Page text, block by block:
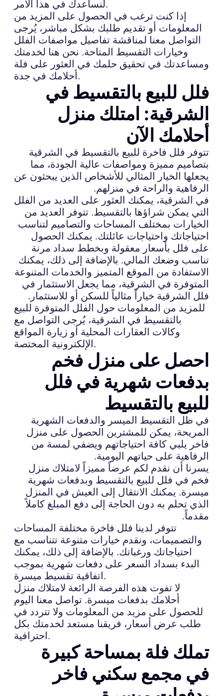
لنساعدك في هذا الأمر.
إذا كنت ترغب في الحصول على المزيد من
المعلومات أو تقديم طلبك بشكل مباشر، يُرجى
التواصل معنا لمناقشة تفاصيل مواصفات الفلل
وخيارات التقسيط المتاحة. نحن هنا لخدمتك
ومساعدتك في تحقيق حلمك في العثور على فلة
أحلامك في جدة.
فلل للبيع بالتقسيط في
الشرقية: امتلك منزل
أحلامك الآن
تتوفر فلل فاخرة للبيع بالتقسيط في الشرقية
بتصاميم مميزة ومواصفات عالية الجودة، مما
يجعلها الخيار المثالي للأشخاص الذين يبحثون عن
الرفاهية والراحة في منزلهم.
في الشرقية، يمكنك العثور على العديد من الفلل
التي يمكن شراؤها بالتقسيط. تتوفر العديد من
الخيارات بمختلف المساحات والتصاميم لتناسب
احتياجاتك واحتياجات عائلتك. يمكنك الحصول
على فلل بأسعار معقولة وبخطط سداد مرنة
تناسب وضعك المالي. بالإضافة إلى ذلك، يمكنك
الاستفادة من الموقع المتميز والخدمات المتنوعة
المتوفرة في الشرقية، مما يجعل الاستثمار في
فلل الشرقية خياراً مثالياً للسكن أو للاستثمار.
للمزيد من المعلومات حول الفلل المتوفرة للبيع
بالتقسيط في الشرقية، يُرجى التواصل مع
وكالات العقارات المحلية أو زيارة المواقع
الإلكترونية المختصة.
احصل على منزل فخم
بدفعات شهرية في فلل
للبيع بالتقسيط
في ظل التقسيط الميسر والدفعات الشهرية
المريحة، يمكن للمشترين الحصول على منزل
فاخر يلبي كافة احتياجاتهم ويضفي لمسة من
الرفاهية على حياتهم اليومية.
يسرنا أن نقدم لكم عرضاً مميزاً لامتلاك منزل
فخم في فلل للبيع بالتقسيط وبدفعات شهرية
ميسرة. يمكنك الانتقال إلى العيش في المنزل
الذي تحلم به دون الحاجة إلى دفع المبلغ كاملاً
مقدماً.
تتوفر لدينا فلل فاخرة مختلفة المساحات
والتصميمات، ونقدم خيارات متنوعة تتناسب مع
احتياجاتك ورغباتك. بالإضافة إلى ذلك، يمكنك
البدء بسداد السعر على دفعات شهرية بموجب
اتفاقية تقسيط ميسرة.
لا تفوت هذه الفرصة الرائعة لامتلاك منزل
أحلامك بدفعات ميسرة. تواصل معنا اليوم
للحصول على مزيد من المعلومات ولا تتردد في
طلب عرض أسعار، فريقنا مستعد لخدمتك بكل
احترافية.
تملك فلة بمساحة كبيرة
في مجمع سكني فاخر